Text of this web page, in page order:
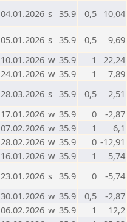
04.01.2026 s 35.9 0,5 10,04
05.01.2026 s 35.9 0,5 9,69
10.01.2026 w 35.9 1 22,24
24.01.2026 w 35.9 1 7,89
28.03.2026 s 35.9 0,5 2,51
17.01.2026 w 35.9 0 -2,87
07.02.2026 w 35.9 1 6,1
28.02.2026 w 35.9 0 -12,91
16.01.2026 w 35.9 1 5,74
23.01.2026 s 35.9 0 -5,74
30.01.2026 w 35.9 0,5 -2,87
06.02.2026 w 35.9 1 12,2